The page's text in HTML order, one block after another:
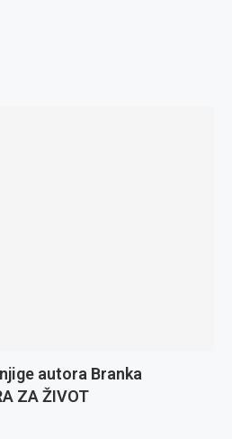
autora Branka
ZA ŽIVOT